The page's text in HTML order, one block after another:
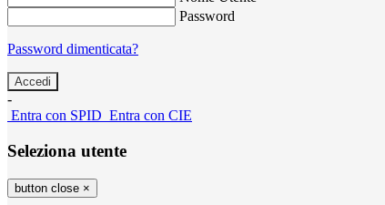
Password
Password dimenticata?
-
Entra con SPID Entra con CIE
Seleziona utente
button close ×